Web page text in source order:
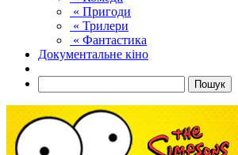
« Пригоди
« Трилери
« Фантастика
Документальне кіно
Пошук